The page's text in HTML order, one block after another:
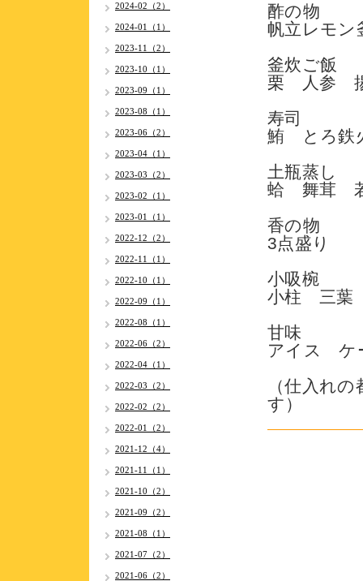
酢の
帆立レモン
釜炊ご
栗 人参
寿
鮪 とろ鉄
土瓶蒸
蛤 舞茸
香の
3点盛り
小吸
小柱 三葉
甘
アイス ケ
（仕入れ
す）
2024-02（2）
2024-01（1）
2023-11（2）
2023-10（1）
2023-09（1）
2023-08（1）
2023-06（2）
2023-04（1）
2023-03（2）
2023-02（1）
2023-01（1）
2022-12（2）
2022-11（1）
2022-10（1）
2022-09（1）
2022-08（1）
2022-06（2）
2022-04（1）
2022-03（2）
2022-02（2）
2022-01（2）
2021-12（4）
2021-11（1）
2021-10（2）
2021-09（2）
2021-08（1）
2021-07（2）
2021-06（2）